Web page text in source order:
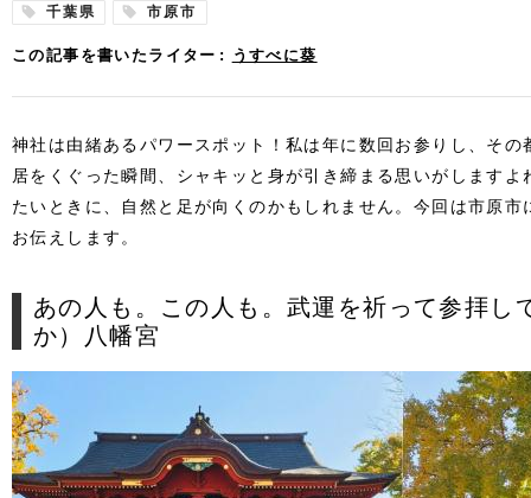
千葉県 市原市
この記事を書いたライター うすべに葵
神社は由緒あるパワースポット！ 私は年に数回お参りし、そ
居をくぐった瞬間、シャキッと身が引き締まる思いがしますよ
たいときに、自然と足が向くのかもしれません。 今回は市原市
お伝えします。
あの人も。この人も。武運を祈って参拝し
か）八幡宮